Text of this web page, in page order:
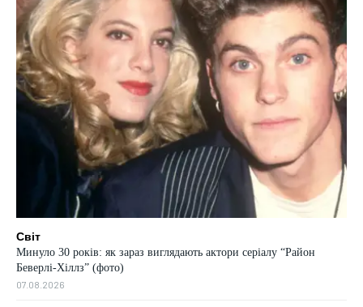
Світ
Минуло 30 років: як зараз виглядають актори серіалу “Район
Беверлі-Хіллз” (фото)
07.08.2026